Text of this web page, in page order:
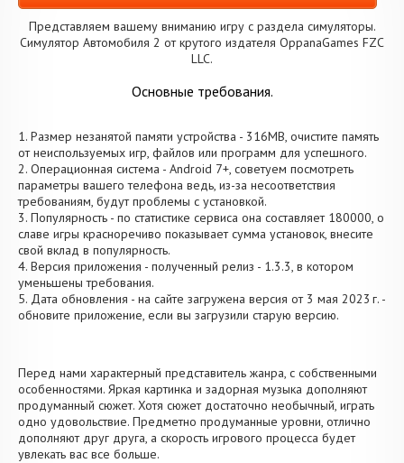
Представляем вашему вниманию игру с раздела симуляторы.
Симулятор Автомобиля 2 от крутого издателя OppanaGames FZC
LLC.
Основные требования.
1. Размер незанятой памяти устройства - 316MB, очистите память
от неиспользуемых игр, файлов или программ для успешного.
2. Операционная система - Android 7+, советуем посмотреть
параметры вашего телефона ведь, из-за несоответствия
требованиям, будут проблемы с установкой.
3. Популярность - по статистике сервиса она составляет 180000, о
cлаве игры красноречиво показывает сумма установок, внесите
свой вклад в популярность.
4. Версия приложения - полученный релиз - 1.3.3, в котором
уменьшены требования.
5. Дата обновления - на сайте загружена версия от 3 мая 2023 г. -
обновите приложение, если вы загрузили старую версию.
Перед нами характерный представитель жанра, с собственными
особенностями. Яркая картинка и задорная музыка дополняют
продуманный сюжет. Хотя сюжет достаточно необычный, играть
одно удовольствие. Предметно продуманные уровни, отлично
дополняют друг друга, а скорость игрового процесса будет
увлекать вас все больше.